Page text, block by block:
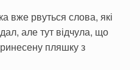
вже рвуться слова, які
але тут відчула, що
пляшку з